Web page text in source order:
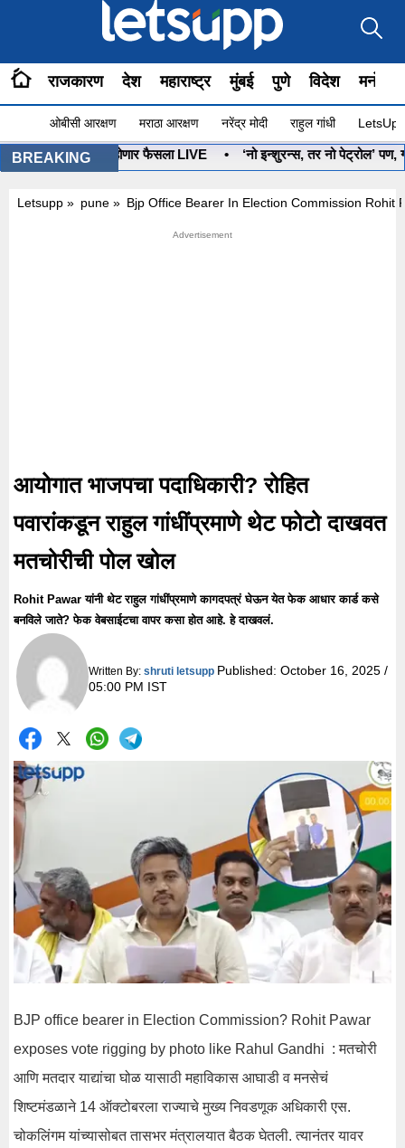
राजकारण देश महाराष्ट्र मुंबई पुणे विदेश
ओबीसी आरक्षण मराठा आरक्षण नरेंद्र मोदी राहुल गांधी
BREAKING •
Letsupp » pune » Bjp Office Bearer In Election Commission Rohit
आयोगात भाजपचा पदाधिकारी? रोहित
पवारांकडून राहुल गांधींप्रमाणे थेट फोटो दाखवत
मतचोरीची पोल खोल
Rohit Pawar यांनी थेट राहुल गांधींप्रमाणे कागदपत्रं घेऊन येत फेक आधार कार्ड कसे
बनविले जाते? फेक वेबसाईटचा वापर कसा होत आहे. हे दाखवलं.
Written By: shruti letsupp Published: October 16, 2025 /
05:00 PM IST
BJP office bearer in Election Commission? Rohit Pawar
exposes vote rigging by photo like Rahul Gandhi : मतचोरी
आणि मतदार याद्यांचा घोळ यासाठी महाविकास आघाडी व मनसेचं
शिष्टमंडळाने 14 ऑक्टोबरला राज्याचे मुख्य निवडणूक अधिकारी एस.
चोकलिंगम यांच्यासोबत तासभर मंत्रालयात बैठक घेतली. त्यानंतर यावर